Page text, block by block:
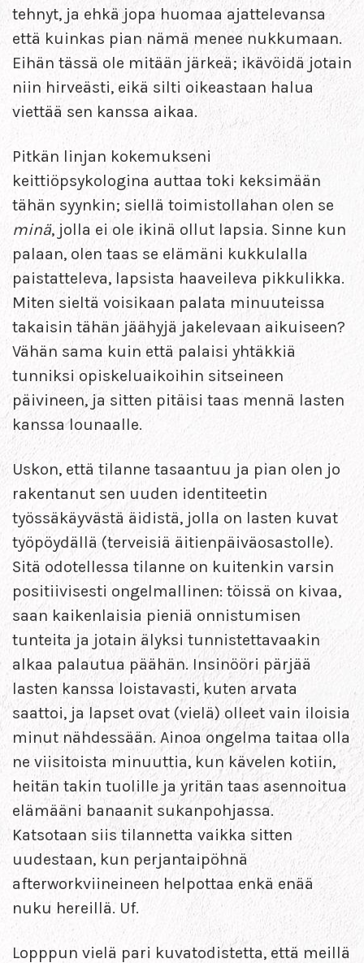
tehnyt, ja ehkä jopa huomaa ajattelevansa
että kuinkas pian nämä menee nukkumaan.
Eihän tässä ole mitään järkeä; ikävöidä jotain
niin hirveästi, eikä silti oikeastaan halua
viettää sen kanssa aikaa.
Pitkän linjan kokemukseni
keittiöpsykologina auttaa toki keksimään
tähän syynkin; siellä toimistollahan olen se
minä, jolla ei ole ikinä ollut lapsia. Sinne kun
palaan, olen taas se elämäni kukkulalla
paistatteleva, lapsista haaveileva pikkulikka.
Miten sieltä voisikaan palata minuuteissa
takaisin tähän jäähyjä jakelevaan aikuiseen?
Vähän sama kuin että palaisi yhtäkkiä
tunniksi opiskeluaikoihin sitseineen
päivineen, ja sitten pitäisi taas mennä lasten
kanssa lounaalle.
Uskon, että tilanne tasaantuu ja pian olen jo
rakentanut sen uuden identiteetin
työssäkäyvästä äidistä, jolla on lasten kuvat
työpöydällä (terveisiä äitienpäiväosastolle).
Sitä odotellessa tilanne on kuitenkin varsin
positiivisesti ongelmallinen: töissä on kivaa,
saan kaikenlaisia pieniä onnistumisen
tunteita ja jotain älyksi tunnistettavaakin
alkaa palautua päähän. Insinööri pärjää
lasten kanssa loistavasti, kuten arvata
saattoi, ja lapset ovat (vielä) olleet vain iloisia
minut nähdessään. Ainoa ongelma taitaa olla
ne viisitoista minuuttia, kun kävelen kotiin,
heitän takin tuolille ja yritän taas asennoitua
elämääni banaanit sukanpohjassa.
Katsotaan siis tilannetta vaikka sitten
uudestaan, kun perjantaipöhnä
afterworkviineineen helpottaa enkä enää
nuku hereillä. Uf.
Lopppun vielä pari kuvatodistetta, että meillä